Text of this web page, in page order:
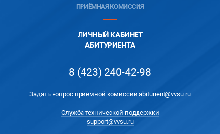
ПРИЁМНАЯ КОМИССИЯ
ЛИЧНЫЙ КАБИНЕТ
АБИТУРИЕНТА
8 (423) 240-42-98
Задать вопрос приемной комиссии abiturient@vvsu.ru
Служба технической поддержки
support@vvsu.ru